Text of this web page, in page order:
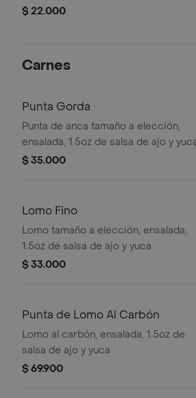
$ 22.000
Carnes
Punta Gorda
Punta de anca tamaño a elección,
ensalada, 1.5oz de salsa de ajo
$ 35.000
Lomo Fino
Lomo tamaño a elección, ensalada,
1.5oz de salsa de ajo y yuca
$ 33.000
Punta de Lomo Al Carbón
Lomo al carbón, ensalada, 1.5oz de
salsa de ajo y yuca
$ 69.900